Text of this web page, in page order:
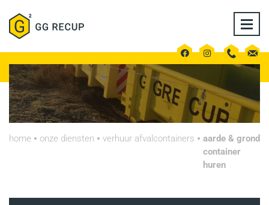
naar
de
home onze diensten verhuur afvalcontainers
aarde & grond
container
huren